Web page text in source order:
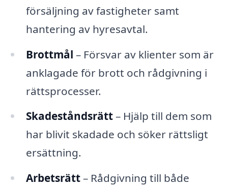
försäljning av fastigheter samt
hantering av hyresavtal.
Brottmål – Försvar av klienter som är
anklagade för brott och rådgivning i
rättsprocesser.
Skadeståndsrätt– Hjälp till dem som
har blivit skadade och söker rättsligt
ersättning.
Arbetsrätt– Rådgivning till både